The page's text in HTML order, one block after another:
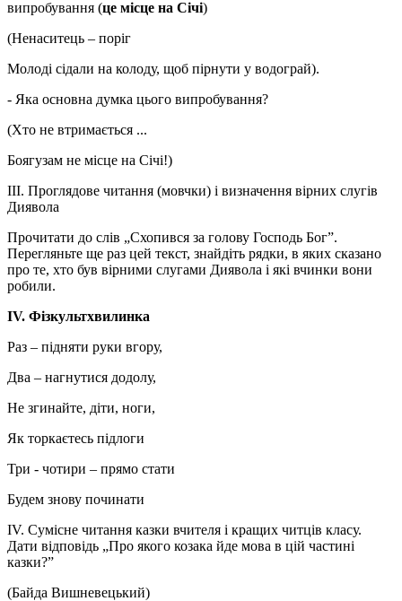
випробування (це місце на Січі)
(Ненаситець – поріг
Молоді сідали на колоду, щоб пірнути у водограй).
- Яка основна думка цього випробування?
(Хто не втримається ...
Боягузам не місце на Січі!)
ІІІ. Проглядове читання (мовчки) і визначення вірних слугів
Диявола
Прочитати до слів „Схопився за голову Господь Бог”.
Перегляньте ще раз цей текст, знайдіть рядки, в яких сказано
про те, хто був вірними слугами Диявола і які вчинки вони
робили.
IV. Фізкультхвилинка
Раз – підняти руки вгору,
Два – нагнутися додолу,
Не згинайте, діти, ноги,
Як торкаєтесь підлоги
Три - чотири – прямо стати
Будем знову починати
IV. Сумісне читання казки вчителя і кращих читців класу.
Дати відповідь „Про якого козака йде мова в цій частині
казки?”
(Байда Вишневецький)